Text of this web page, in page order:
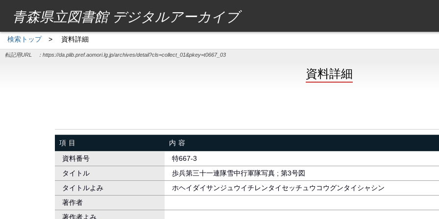
青森県立図書館 デジタルアーカイブ
検索トップ> 資料詳細
転記用URL ： https://da.plib.pref.aomori.lg.jp/archives/detail?cls=collect_01&pkey=t0667_03
資料詳細
項目
内容
資料番号
特667-3
タイトル
歩兵第三十一連隊雪中行軍隊写真 ; 第3号図
タイトルよみ
ホヘイダイサンジュウイチレンタイセッチュウコウグンタイシャシン
著作者
著作者よみ